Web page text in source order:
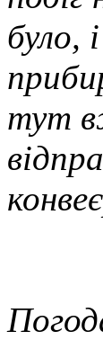
було,
тут